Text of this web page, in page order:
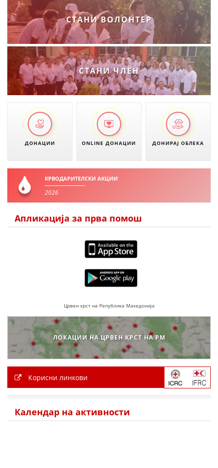
СТАНИ ВОЛОНТЕР
СТАНИ ЧЛЕН
ДОНАЦИИ ONLINE ДОНАЦИИ ДОНИРАЈ ОБЛЕКА
КРВОДАРИТЕЛСКИ АКЦИИ
2026
Апликација за прва помош
Црвен крст на Република Македонија
ЛОКАЦИИ НА ЦРВЕН КРСТ НА РМ
Корисни линкови
Календар на активности